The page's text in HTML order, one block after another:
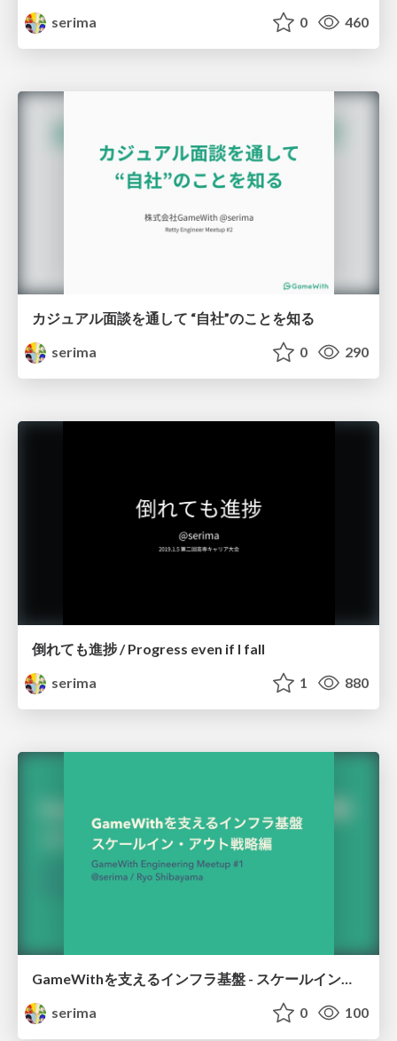
serima
0 460
カジュアル面談を通して “自社”のことを知る
serima
0 290
倒れても進捗 / Progress even if I fall
serima
1 880
GameWithを支えるインフラ基盤 - スケールイン・アウト戦略編 / GameWith infrastructure - Scale in and out strategy
serima
0 100